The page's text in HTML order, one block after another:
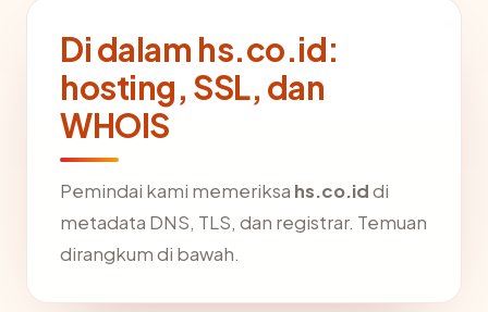
Di dalam hs.co.id:
hosting, SSL, dan
WHOIS
Pemindai kami memeriksa hs.co.iddi
metadata DNS, TLS, dan registrar. Temuan
dirangkum di bawah.